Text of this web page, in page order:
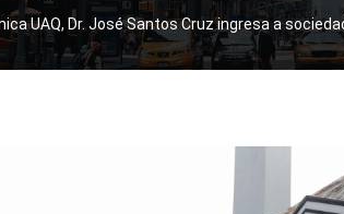
UAQ, Dr. José Santos Cruz ingresa a